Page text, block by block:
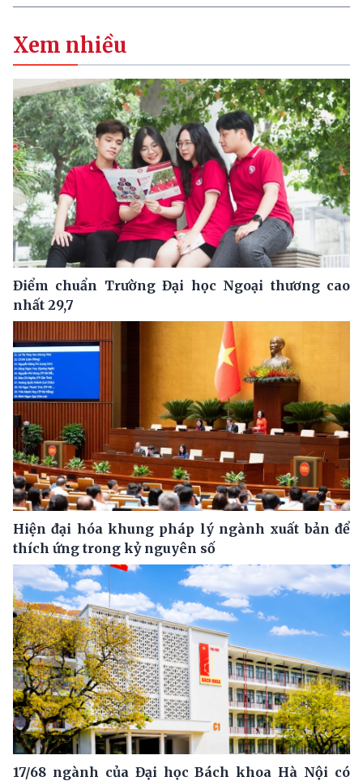
Xem nhiều
Điểm chuẩn Trường Đại học Ngoại thương cao
nhất 29,7
Hiện đại hóa khung pháp lý ngành xuất bản để
thích ứng trong kỷ nguyên số
17/68 ngành của Đại học Bách khoa Hà Nội có